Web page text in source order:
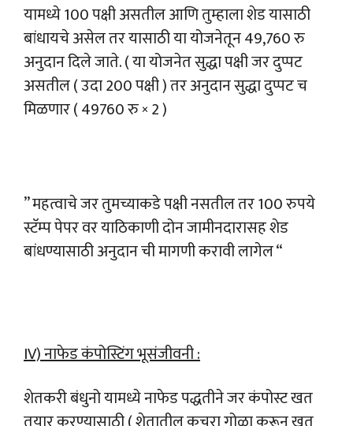
यामध्ये 100 पक्षी असतील आणि तुम्हाला शेड यासाठी
बांधायचे असेल तर यासाठी या योजनेतून 49,760 रु
अनुदान दिले जाते. ( या योजनेत सुद्धा पक्षी जर दुप्पट
असतील ( उदा 200 पक्षी ) तर अनुदान सुद्धा दुप्पट च
मिळणार ( 49760 रु × 2 )
” महत्वाचे जर तुमच्याकडे पक्षी नसतील तर 100 रुपये
स्टॅम्प पेपर वर याठिकाणी दोन जामीनदारासह शेड
बांधण्यासाठी अनुदान ची मागणी करावी लागेल “
IV) नाफेड कंपोस्टिंग भूसंजीवनी :
शेतकरी बंधुनो यामध्ये नाफेड पद्धतीने जर कंपोस्ट खत